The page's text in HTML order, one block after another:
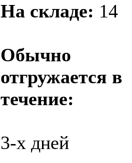
На складе: 14
Обычно
отгружается в
течение:
3-х дней